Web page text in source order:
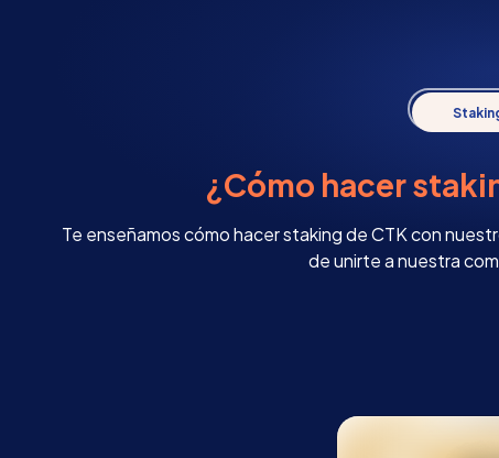
¿Cómo hacer
Te enseñamos cómo hacer staking de CTK con
de unirte a nuestra